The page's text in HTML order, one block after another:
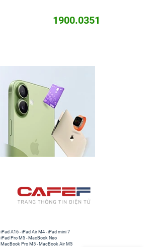
1900.0351
iPad A16 -iPad Air M4 -iPad mini 7
iPad Pro M5 - MacBook Neo
MacBook Pro M5 - MacBook Air M5